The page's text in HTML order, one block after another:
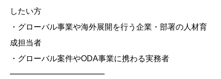
したい方
・グローバル事業や海外展開を行う企業・部署の人材育
成担当者
・グローバル案件やODA事業に携わる実務者
━━━━━━━━━━━━